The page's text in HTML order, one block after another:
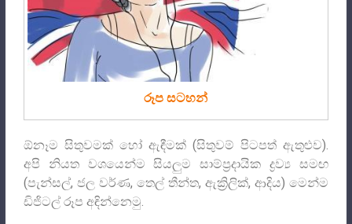
රූප සටහන්
ඕනෑම සිතුවමක් හෝ ඇඳීමක් (සිතුවම් පිටපත් ඇතුළුව).
අපි නියත වශයෙන්ම සියලුම සාම්ප්‍රදායික ද්‍රව්‍ය සමඟ
(පැන්සල්, ජල වර්ණ, තෙල් තීන්ත, ඇක්‍රිලික්, ආදිය) මෙන්ම
ඩිජිටල් රූප අඳින්නෙමු.